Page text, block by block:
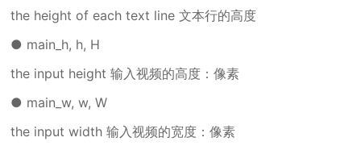
the height of each text line 文本行的高度
● main_h, h, H
the input height 输入视频的高度：像素
● main_w, w, W
the input width 输入视频的宽度：像素